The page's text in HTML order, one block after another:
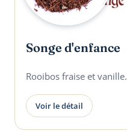
Songe d'enfance
Rooibos fraise et vanille.
Voir le détail